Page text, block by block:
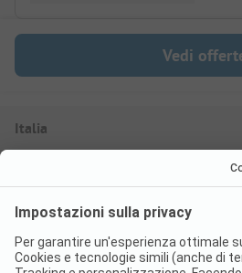
Vedi
Italia
Francia
Croazia